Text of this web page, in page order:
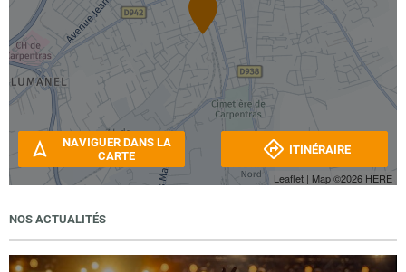
Leaflet | Map ©2026 HERE
NAVIGUER DANS LA
CARTE
ITINÉRAIRE
NOS ACTUALITÉS